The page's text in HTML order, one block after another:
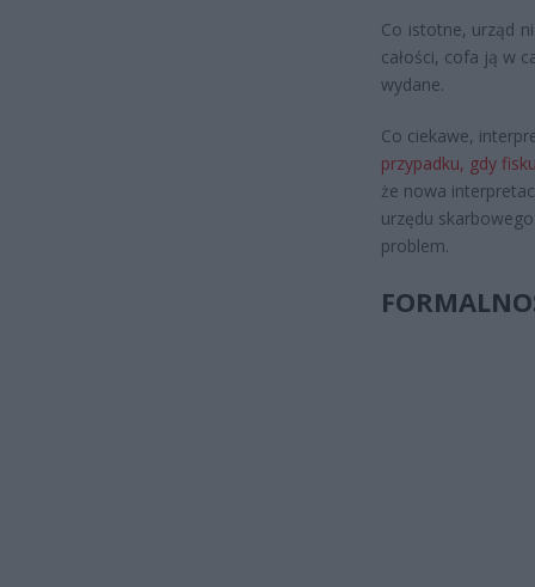
Co istotne, urząd
całości, cofa ją w
wydane.
Co ciekawe,
przypadku, gdy
że nowa
urzędu
problem.